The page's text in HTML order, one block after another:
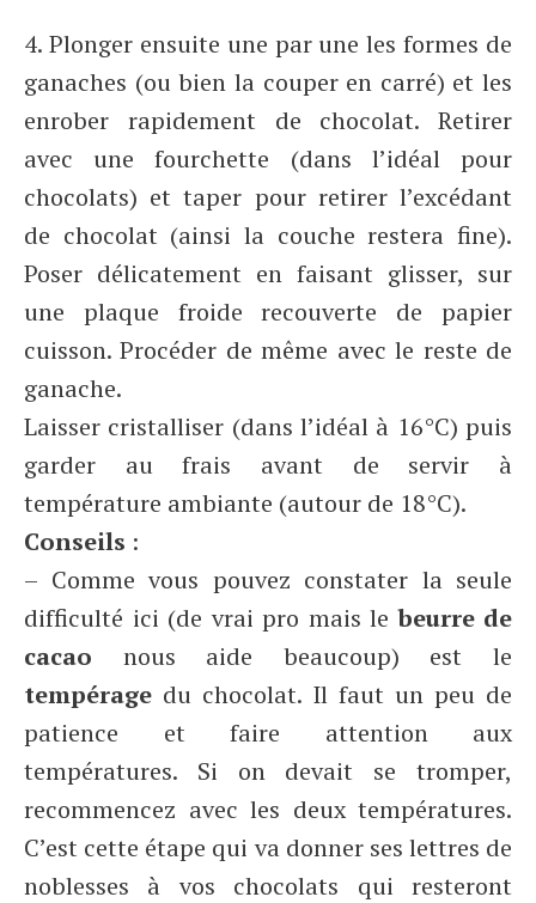
4. Plonger ensuite une par une les formes de
ganaches (ou bien la couper en carré) et les
enrober rapidement de chocolat. Retirer
avec une fourchette (dans l’idéal pour
chocolats) et taper pour retirer l’excédant
de chocolat (ainsi la couche restera fine).
Poser délicatement en faisant glisser, sur
une plaque froide recouverte de papier
cuisson. Procéder de même avec le reste de
ganache.
Laisser cristalliser (dans l’idéal à 16°C) puis
garder au frais avant de servir à
température ambiante (autour de 18°C).
Conseils :
– Comme vous pouvez constater la seule
difficulté ici (de vrai pro mais lebeurre de
cacao nous aide beaucoup) est le
tempérage du chocolat. Il faut un peu de
patience et faire attention aux
températures. Si on devait se tromper,
recommencez avec les deux températures.
C’est cette étape qui va donner ses lettres de
noblesses à vos chocolats qui resteront